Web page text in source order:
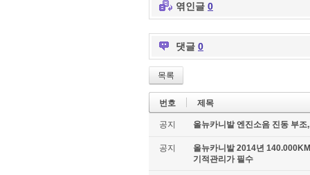
엮인글 0
댓글 0
목록
번호 제목
공지 올뉴카니발 엔진소음 진동 부
공지
올뉴카니발 2014년
기적관리가 필수